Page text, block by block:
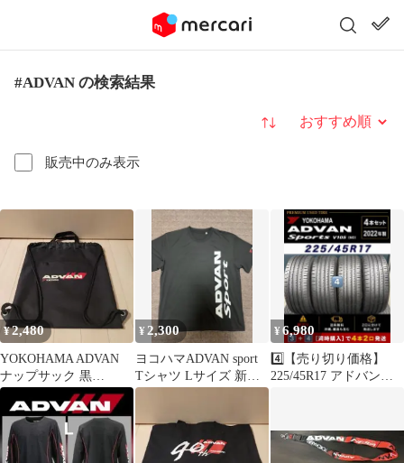
#ADVAN の検索結果
販売中のみ表示
並び替え
¥2,480
YOKOHAMA ADVAN
ナップサック 黒
39×42cm ポケット付
¥ 2,300
ヨコハマADVAN sport
Tシャツ Lサイズ 新品
未使用 アドバンスポー
¥6,980
4️⃣【売り切り価格】
225/45R17 アドバン